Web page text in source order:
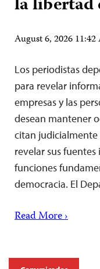
August 6, 2026
Los periodistas
para revelar
empresas y las
desean mantener
citan judicialmente
revelar sus
funciones
democracia. El
Read More ›